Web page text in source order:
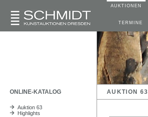
AUKTIONEN
TERMINE
ONLINE-KATALOG AUKTION 63
Auktion 63
Highlights